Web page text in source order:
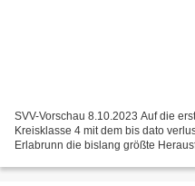
SVV-Vorschau 8.10.2023 Auf die
Kreisklasse 4 mit dem bis dato
Erlabrunn die bislang größte